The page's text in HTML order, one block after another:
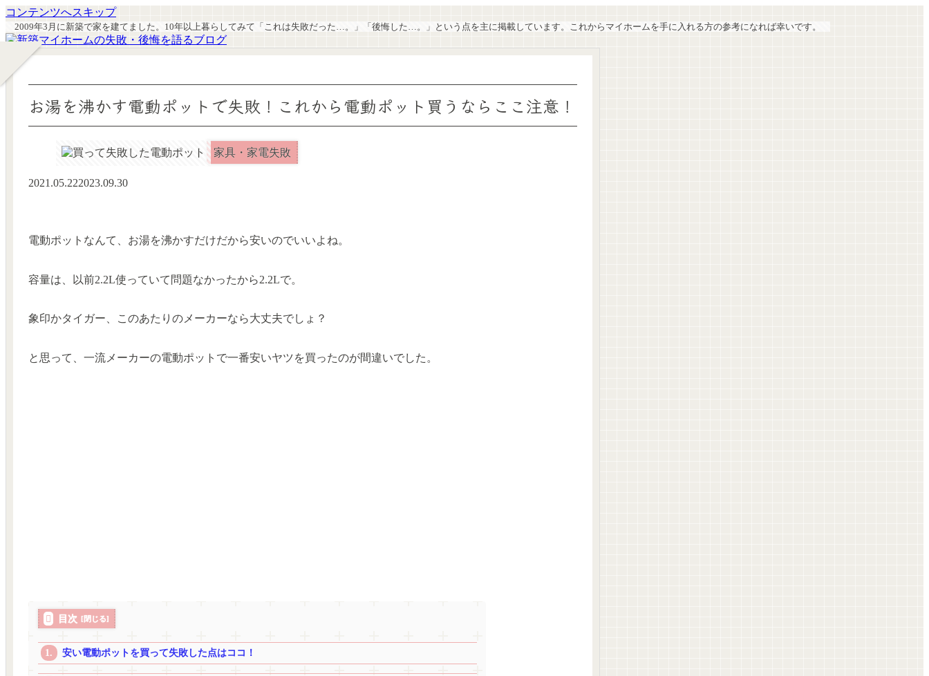
コンテンツへスキップ
2009年3月に新築で家を建てました。10年以上暮らしてみて「これは失敗だった…。」「後悔した…。」という点を主に掲載しています。これからマイホームを手に入れる方の参考になれば幸いです。
お湯を沸かす電動ポットで失敗！これから電動ポット買うならここ注意！
家具・家電失敗
2021.05.222023.09.30
電動ポットなんて、お湯を沸かすだけだから安いのでいいよね。
容量は、以前2.2L使っていて問題なかったから2.2Lで。
象印かタイガー、このあたりのメーカーなら大丈夫でしょ？
と思って、 一流メーカーの電動ポットで一番安いヤツを買ったのが間違いでした。
目次
安い電動ポットを買って失敗した点はココ！